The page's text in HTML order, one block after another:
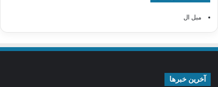
مبل ال
آخرین خبرها